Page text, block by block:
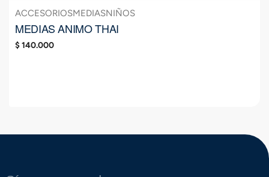
ACCESORIOSMEDIASNIÑOS
MEDIAS ANIMO THAI
$140.000